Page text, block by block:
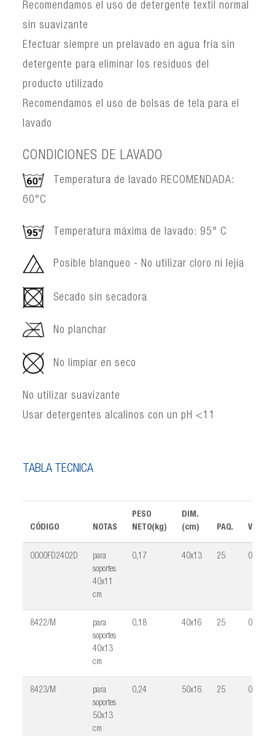
Recomendamos el uso de detergente textil normal
sin suavizante
Efectuar siempre un prelavado en agua fría sin
detergente para eliminar los residuos del
producto utilizado
Recomendamos el uso de bolsas de tela para el
lavado
CONDICIONES DE LAVADO
Temperatura de lavado RECOMENDADA:
60°C
Temperatura máxima de lavado: 95° C
Posible blanqueo - No utilizar cloro ni lejía
Secado sin secadora
No planchar
No limpiar en seco
No utilizar suavizante
Usar detergentes alcalinos con un pH <11
TABLA TÉCNICA
CÓDIGO NOTAS
PESO
NETO(kg)
DIM.
(cm)
PAQ.
0000FD2402D
para
soportes
40x11
cm
0,17 40x13 25 0,028
8422/M
para
soportes
40x13
cm
0,18 40x16 25 0,028
8423/M
para
soportes
50x13
cm
0,24 50x16 25 0,033